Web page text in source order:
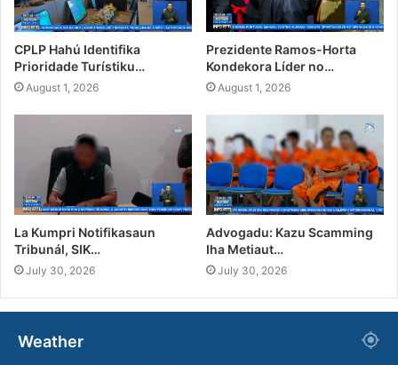
CPLP Hahú Identifika
Prioridade Turístiku…
August 1, 2026
Prezidente Ramos-Horta
Kondekora Líder no…
August 1, 2026
La Kumpri Notifikasaun
Tribunál, SIK…
July 30, 2026
Advogadu: Kazu Scamming
Iha Metiaut…
July 30, 2026
Weather